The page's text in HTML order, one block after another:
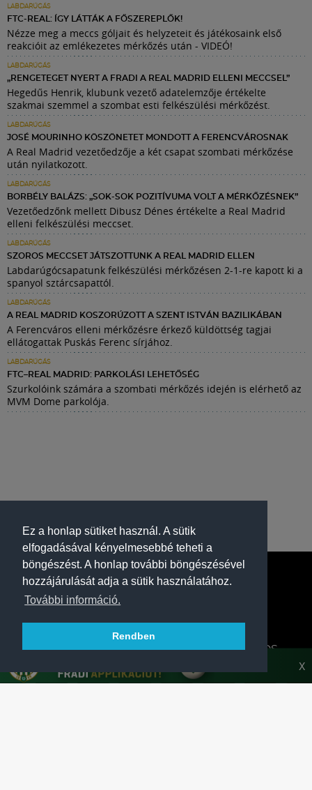
Ez a honlap sütiket használ. A sütik
elfogadásával kényelmesebbé teheti a
böngészést. A honlap további böngészésével
hozzájárulását adja a sütik használatához.
További információ.
Rendben
LABDARÚGÁS
FTC-REAL: ÍGY LÁTTÁK A FŐSZEREPLŐK!
Nézze meg a meccs góljait és helyzeteit és játékosaink első
reakcióit az emlékezetes mérkőzés után - VIDEÓ!
LABDARÚGÁS
„RENGETEGET NYERT A FRADI A REAL MADRID ELLENI MECCSEL”
Hegedűs Henrik, klubunk vezető adatelemzője értékelte
szakmai szemmel a szombat esti felkészülési mérkőzést.
LABDARÚGÁS
JOSÉ MOURINHO KÖSZÖNETET MONDOTT A FERENCVÁROSNAK
A Real Madrid vezetőedzője a két csapat szombati mérkőzése
után nyilatkozott.
LABDARÚGÁS
BORBÉLY BALÁZS: „SOK-SOK POZITÍVUMA VOLT A MÉRKŐZÉSNEK”
Vezetőedzőnk mellett Dibusz Dénes értékelte a Real Madrid
elleni felkészülési meccset.
LABDARÚGÁS
SZOROS MECCSET JÁTSZOTTUNK A REAL MADRID ELLEN
Labdarúgócsapatunk felkészülési mérkőzésen 2-1-re kapott ki a
spanyol sztárcsapattól.
LABDARÚGÁS
A REAL MADRID KOSZORÚZOTT A SZENT ISTVÁN BAZILIKÁBAN
A Ferencváros elleni mérkőzésre érkező küldöttség tagjai
ellátogattak Puskás Ferenc sírjához.
LABDARÚGÁS
FTC–REAL MADRID: PARKOLÁSI LEHETŐSÉG
Szurkolóink számára a szombati mérkőzés idején is elérhető az
MVM Dome parkolója.
A FERENCVÁROSI TORNA CLUB HIVATALOS
X